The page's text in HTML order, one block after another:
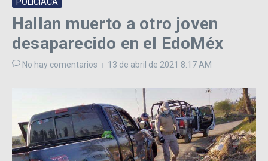
POLICIACA
Hallan muerto a otro joven
desaparecido en el EdoMéx
No hay comentarios 13 de abril de 2021 8:17 AM